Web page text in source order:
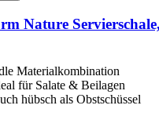
Nature
Materialkombination
für Salate & Beilagen
hübsch als Obstschüssel